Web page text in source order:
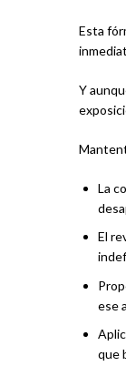
Esta
​Y
La
El
ese
que